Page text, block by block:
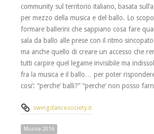
community sul territorio italiano, basata
per mezzo della musica e del ballo. Lo
formare ballerini che sappiano cosa fare
sala da ballo alle prese con il ritmo
ma anche quello di creare un accesso che
tutti carpire quel legame invisibile ma
fra la musica e il ballo… per poter
cosi’: “perche’ balli?” “perche’ non posso
swingdancesociety.it
Musica 2016